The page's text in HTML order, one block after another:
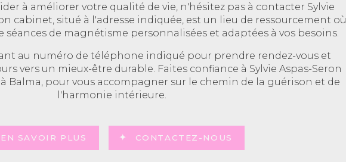
à améliorer votre qualité de vie, n'hésitez pas à contacter Sylvie
cabinet, situé à l'adresse indiquée, est un lieu de ressourcement où
séances de magnétisme personnalisées et adaptées à vos besoins.
au numéro de téléphone indiqué pour prendre rendez-vous et
vers un mieux-être durable. Faites confiance à Sylvie Aspas-Seron
Balma, pour vous accompagner sur le chemin de la guérison et de
l'harmonie intérieure.
EN SAVOIR PLUS CONTACTEZ-NOUS